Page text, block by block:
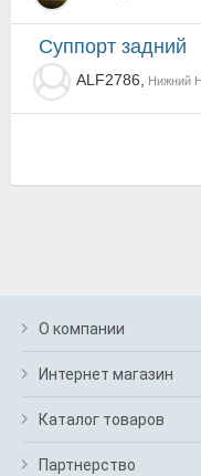
Суппорт задний
ALF2786, Нижний
О компании
Интернет магазин
Каталог товаров
Партнерство